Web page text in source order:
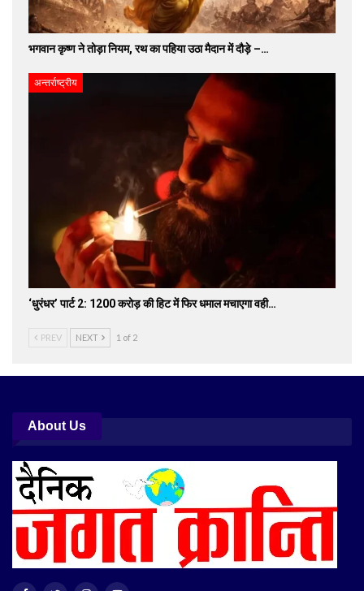
भगवान कृष्ण ने तोड़ा नियम, रथ का पहिया उठा मैदान में दौड़े –…
अन्तर्राष्ट्रीय
‘धुरंधर’ पार्ट 2: 1200 करोड़ की हिट में फिर धमाल मचाएगा वही…
PREV NEXT 1 of 2
About Us